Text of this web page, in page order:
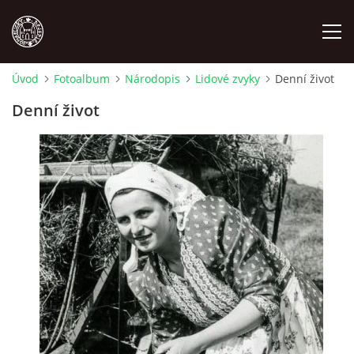
NÁRODOPIS
OSOBNOSTI
OSTATNÍ
ODKAZY
O NÁS
Úvod Fotoalbum Národopis Lidové zvyky Denní život
Denní život